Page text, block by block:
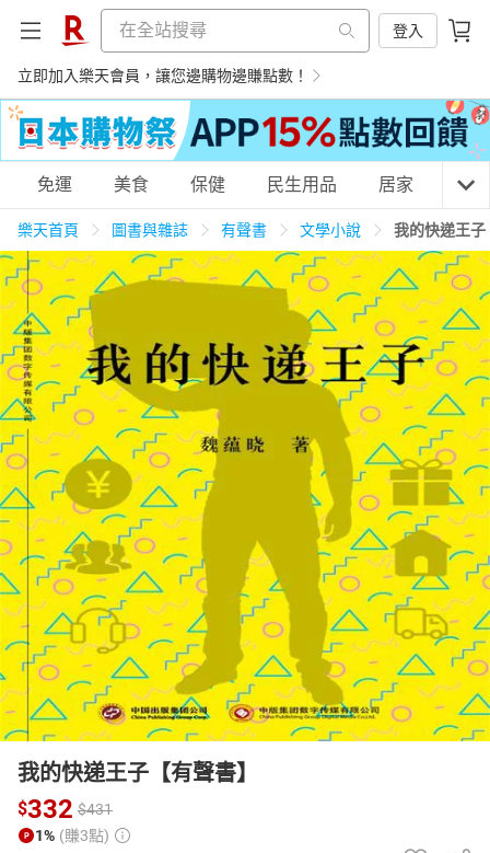
登入
立即加入樂天會員，讓您邊購物邊賺點數！
購物網分類
天天免運 養生保健 民生用品
居家生活 3C家電 運動休閒 親子玩具
女裝 男裝 化妝保養 情趣用品
日本購物 電子/紙本書
HOT
免運 美食 保健 民生用品 居家 3C
樂天首頁 圖書與雜誌 有聲書 文學小說 我的快递王子
我的快递王子【有聲書】
$332 $431
1% (賺3點)